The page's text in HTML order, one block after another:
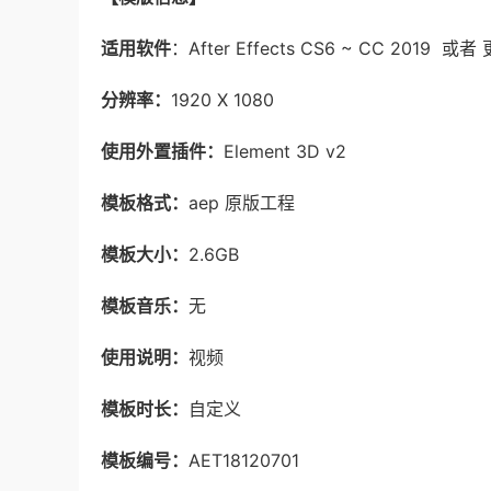
适用软件：After Effects CS6 ~ CC 2019 或者
分辨率： 1920 X 1080
使用外置插件： Element 3D v2
模板格式： aep 原版工程
模板大小： 2.6GB
模板音乐： 无
使用说明： 视频
模板时长： 自定义
模板编号： AET18120701